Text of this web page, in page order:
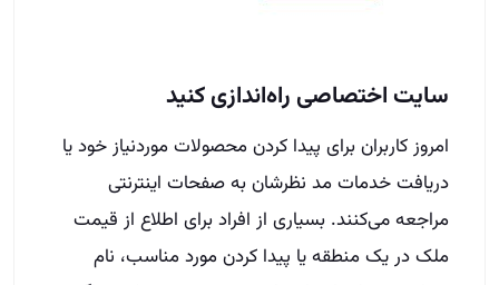
سایت اختصاصی راه‌اندازی کنید
امروز کاربران برای پیدا کردن محصولات موردنیاز خود یا
دریافت خدمات مد نظرشان به صفحات اینترنتی
مراجعه می‌کنند. بسیاری از افراد برای اطلاع از قیمت
ملک در یک منطقه یا پیدا کردن مورد مناسب، نام